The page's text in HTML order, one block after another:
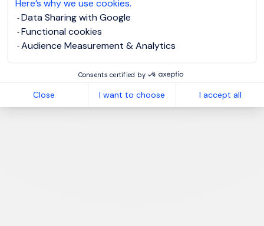
Here’s why we use cookies.
Data Sharing with Google
Functional cookies
Audience Measurement & Analytics
Consents certified by
Close I want to choose I accept all